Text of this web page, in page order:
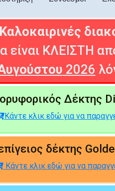
Καλοκαιρινές
είναι ΚΛΕΙΣΤΗ
2026
Δέκτης
Κάντε κλικ εδώ για να
δέκτης
Κάντε κλικ εδώ για να